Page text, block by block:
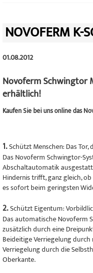
NOVOFERM K-
01.08.2012
Novoferm Schwingtor
erhältlich!
Kaufen Sie bei uns online das
1.Schützt Menschen: Das
Das Novoferm Schwingtor-
Abschaltautomatik
Hindernis trifft, ganz gleich,
es sofort beim geringsten
2.Schützt Eigentum:
Das automatische Novoferm
zusätzlich durch eine
Beideitige Verriegelung durch
Verriegelung durch die
Oberkante.